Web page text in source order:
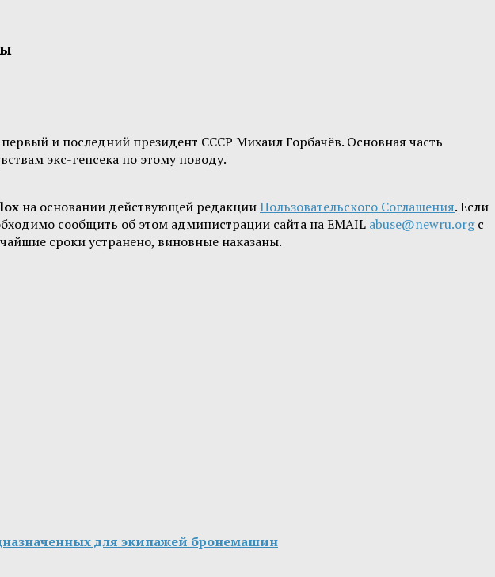
и последний президент СССР Михаил Горбачёв. Основная часть
экс-генсека по этому поводу.
на основании действующей редакцииПользовательского Соглашения. Если
сообщить об этом администрации сайта на EMAIL abuse@newru.orgс
сроки устранено, виновные наказаны.
для экипажей бронемашин